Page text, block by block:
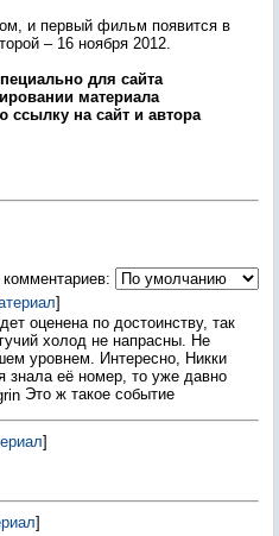
и первый фильм появится в
– 16 ноября 2012.
для сайта
материала
ссылку на сайт и автора
]
оценена по достоинству, так
холод не напрасны. Не
уровнем. Интересно, Никки
её номер, то уже давно
Это ж такое событие
]
]